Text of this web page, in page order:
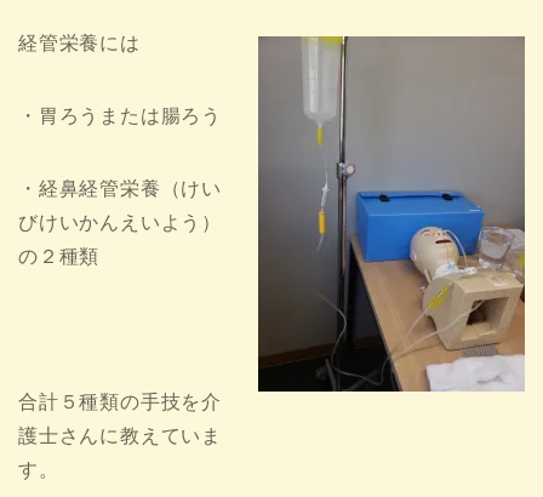
経管栄養には
・胃ろうまたは腸ろう
・経鼻経管栄養（けい
びけいかんえいよう）
の２種類
合計５種類の手技を介
護士さんに教えていま
す。